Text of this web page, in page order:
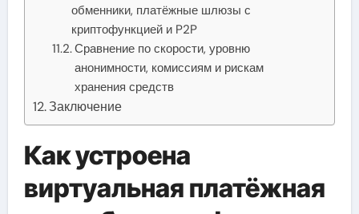
обменники, платёжные шлюзы с
криптофункцией и P2P
Сравнение по скорости, уровню
анонимности, комиссиям и рискам
хранения средств
Заключение
Как устроена
виртуальная платёжная